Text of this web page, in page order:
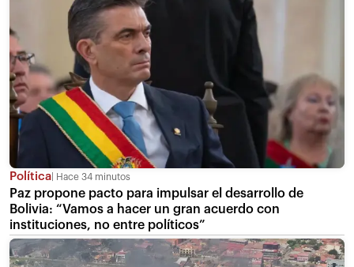
Política Hace 34 minutos
Paz propone pacto para impulsar el desarrollo de
Bolivia: “Vamos a hacer un gran acuerdo con
instituciones, no entre políticos”